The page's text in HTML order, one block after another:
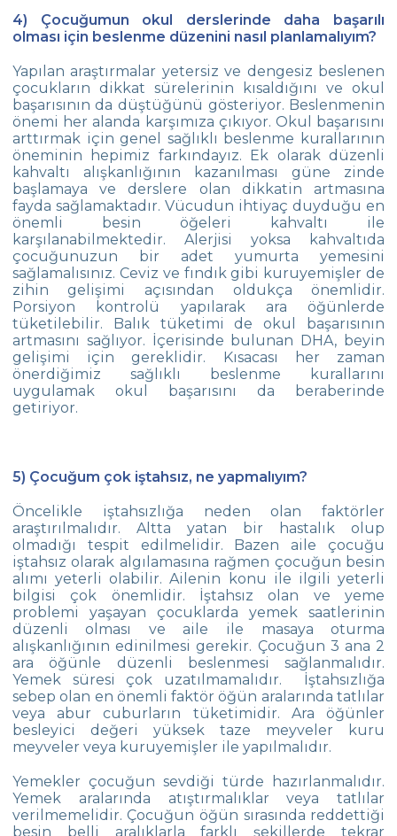
4) Çocuğumun okul derslerinde daha başarılı
olması için beslenme düzenini nasıl planlamalıyım?
Yapılan araştırmalar yetersiz ve dengesiz beslenen
çocukların dikkat sürelerinin kısaldığını ve okul
başarısının da düştüğünü gösteriyor. Beslenmenin
önemi her alanda karşımıza çıkıyor. Okul başarısını
arttırmak için genel sağlıklı beslenme kurallarının
öneminin hepimiz farkındayız. Ek olarak düzenli
kahvaltı alışkanlığının kazanılması güne zinde
başlamaya ve derslere olan dikkatin artmasına
fayda sağlamaktadır. Vücudun ihtiyaç duyduğu en
önemli besin öğeleri kahvaltı ile
karşılanabilmektedir. Alerjisi yoksa kahvaltıda
çocuğunuzun bir adet yumurta yemesini
sağlamalısınız. Ceviz ve fındık gibi kuruyemişler de
zihin gelişimi açısından oldukça önemlidir.
Porsiyon kontrolü yapılarak ara öğünlerde
tüketilebilir. Balık tüketimi de okul başarısının
artmasını sağlıyor. İçerisinde bulunan DHA, beyin
gelişimi için gereklidir. Kısacası her zaman
önerdiğimiz sağlıklı beslenme kurallarını
uygulamak okul başarısını da beraberinde
getiriyor.
5) Çocuğum çok iştahsız, ne yapmalıyım?
Öncelikle iştahsızlığa neden olan faktörler
araştırılmalıdır. Altta yatan bir hastalık olup
olmadığı tespit edilmelidir. Bazen aile çocuğu
iştahsız olarak algılamasına rağmen çocuğun besin
alımı yeterli olabilir. Ailenin konu ile ilgili yeterli
bilgisi çok önemlidir. İştahsız olan ve yeme
problemi yaşayan çocuklarda yemek saatlerinin
düzenli olması ve aile ile masaya oturma
alışkanlığının edinilmesi gerekir. Çocuğun 3 ana 2
ara öğünle düzenli beslenmesi sağlanmalıdır.
Yemek süresi çok uzatılmamalıdır. İştahsızlığa
sebep olan en önemli faktör öğün aralarında tatlılar
veya abur cuburların tüketimidir. Ara öğünler
besleyici değeri yüksek taze meyveler kuru
meyveler veya kuruyemişler ile yapılmalıdır.
Yemekler çocuğun sevdiği türde hazırlanmalıdır.
Yemek aralarında atıştırmalıklar veya tatlılar
verilmemelidir. Çocuğun öğün sırasında reddettiği
besin belli aralıklarla farklı şekillerde tekrar